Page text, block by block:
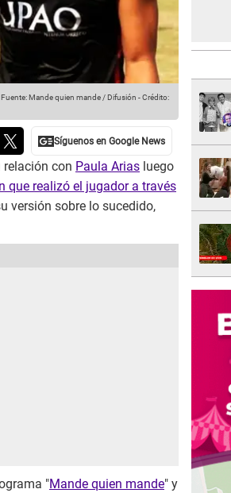
Fuente: Mande quien mande / Difusión -Crédito:
relación con Paula Arias luego
que realizó el jugador a través
versión sobre lo sucedido,
"Mande quien mande" y